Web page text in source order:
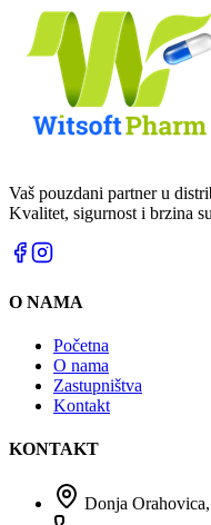
Vaš pouzdani partner u
Kvalitet, sigurnost i brzina
O NAMA
Početna
O nama
Zastupništva
Kontakt
KONTAKT
Donja